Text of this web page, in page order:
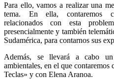
Para ello, vamos a realizar una
tema. En ella, contaremos
relacionados con esta
presencialmente y también
Sudamérica, para contarnos sus
Además, se llevará a cabo
ambientales, en el que
Teclas» y con Elena Aranoa.